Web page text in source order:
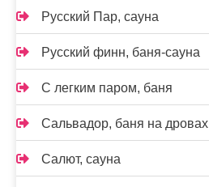
Русский Пар, сауна
Русский финн, баня-сауна
С легким паром, баня
Сальвадор, баня на дровах
Салют, сауна